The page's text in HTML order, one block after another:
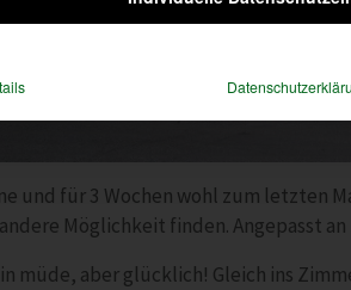
und für 3 Wochen wohl zum letzten
Möglichkeit finden. Angepasst
müde, aber glücklich! Gleich ins